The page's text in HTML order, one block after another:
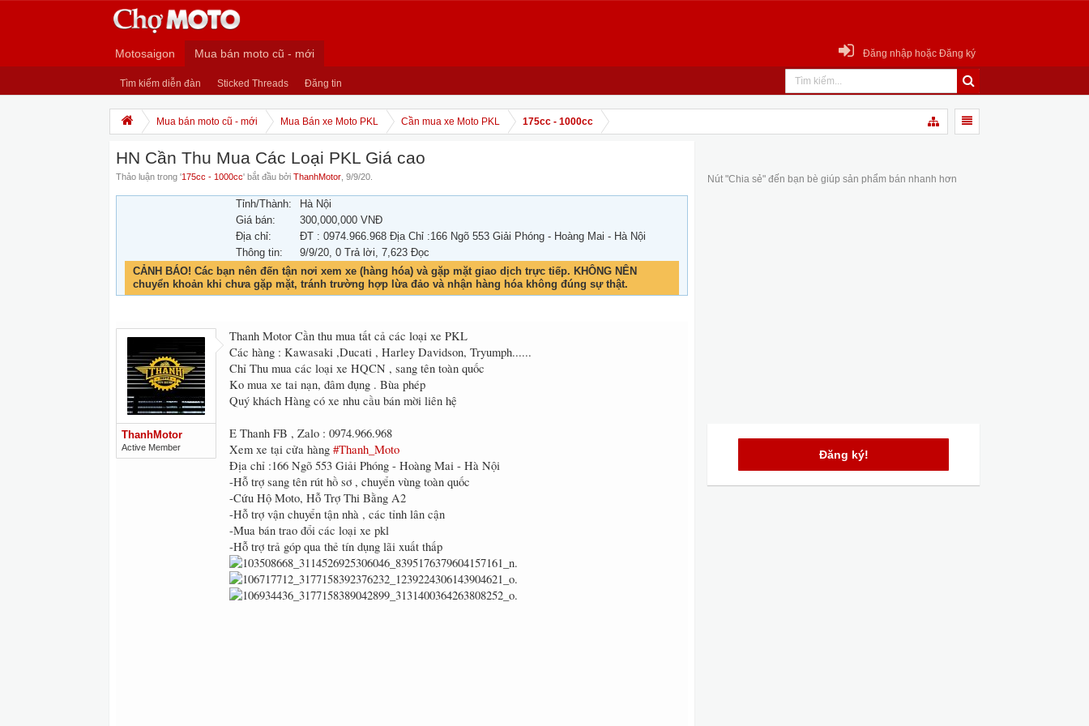
Motosaigon Mua bán moto cũ - mới
Tìm kiếm diễn đàn Sticked Threads Đăng tin
Đăng nhập hoặc Đăng ký
Mua bán moto cũ - mới Mua Bán xe Moto PKL Cần mua xe Moto PKL 175cc - 1000cc
HN Cần Thu Mua Các Loại PKL Giá cao
Thảo luận trong '175cc - 1000cc' bắt đầu bởi ThanhMotor 9/9/20
Tỉnh/Thành:
Hà Nội
Giá bán:
300,000,000 VNĐ
Địa chỉ:
ĐT : 0974.966.968 Địa Chỉ :166 Ngõ 553 Giải Phóng - Hoàng Mai - Hà Nội
Thông tin:
9/9/20, 0 Trả lời, 7,623 Đọc
CẢNH BÁO! Các bạn nên đến tận nơi xem xe (hàng hóa) và gặp mặt giao dịch trực tiếp. KHÔNG NÊN
chuyển khoản khi chưa gặp mặt, tránh trường hợp lừa đảo và nhận hàng hóa không đúng sự thật.
ThanhMotor
Active Member
Thanh Motor Cần thu mua tất cả các loại xe PKL
Các hàng : Kawasaki ,Ducati , Harley Davidson, Tryumph......
Chỉ Thu mua các loại xe HQCN , sang tên toàn quốc
Ko mua xe tai nạn, đâm đụng . Bùa phép
Quý khách Hàng có xe nhu cầu bán mời liên hệ
E Thanh FB , Zalo : 0974.966.968
Xem xe tại cửa hàng #Thanh_Moto
Địa chỉ :166 Ngõ 553 Giải Phóng - Hoàng Mai - Hà Nội
-Hỗ trợ sang tên rút hồ sơ , chuyển vùng toàn quốc
-Cứu Hộ Moto, Hỗ Trợ Thi Bằng A2
-Hỗ trợ vận chuyển tận nhà , các tỉnh lân cận
-Mua bán trao đổi các loại xe pkl
-Hỗ trợ trả góp qua thẻ tín dụng lãi xuất thấp
Nút "Chia sẻ" đến bạn bè giúp sản phẩm bán nhanh hơn
Đăng ký!